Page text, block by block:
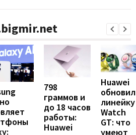
798
граммов и
до 18 часов
работы:
Huawei
Huawei
линейку
Watch
GT: что
умеют